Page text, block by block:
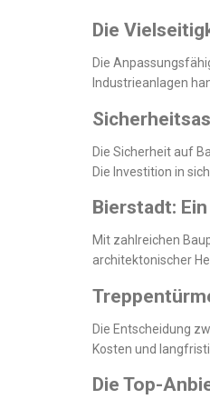
Die
Die
Industrieanlagen
Die Sicherheit auf
Die Investition in
Bierstadt:
Mit zahlreichen
architektonischer
Die Entscheidung
Kosten und
Die Top-